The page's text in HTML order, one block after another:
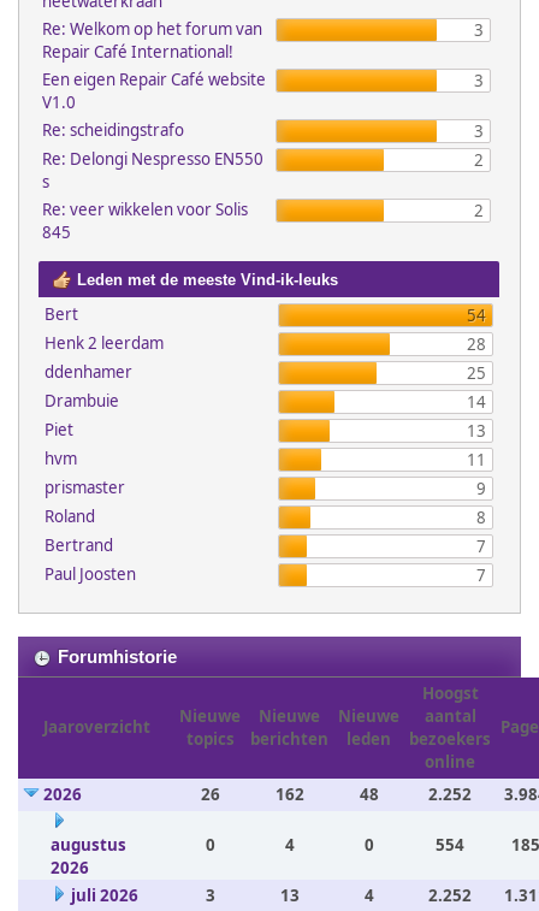
Re: Welkom op het forum van
Repair Café International!
3
Een eigen Repair Café website
V1.0
3
Re: scheidingstrafo
3
Re: Delongi Nespresso EN550
s
2
Re: veer wikkelen voor Solis
845
2
Leden met de meeste Vind-ik-leuks
Bert
54
Henk 2 leerdam
28
ddenhamer
25
Drambuie
14
Piet
13
hvm
11
prismaster
9
Roland
8
Bertrand
7
Paul Joosten
7
Forumhistorie
Jaaroverzicht
Nieuwe
topics
Nieuwe
berichten
Nieuwe
leden
Hoogst
aantal
bezoekers
online
2026 26 162 48 2.252
augustus
2026
0 4 0 554
juli 2026 3 13 4 2.252